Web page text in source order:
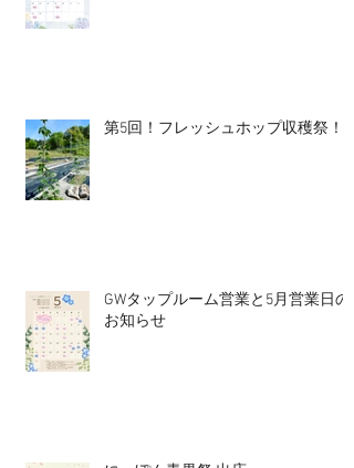
第5回！フレッシュホップ収穫祭！
GWタップルーム営業と5月営業日の
お知らせ